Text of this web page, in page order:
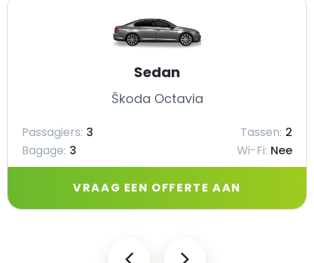
Sedan
Škoda Octavia
Passagiers: 3 Tassen: 2
Bagage: 3 Wi-Fi: Nee
VRAAG EEN OFFERTE AAN